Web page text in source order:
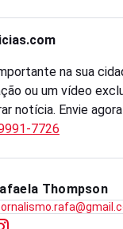
na sua
ou um vídeo
notícia. Envie
7726
Thompson